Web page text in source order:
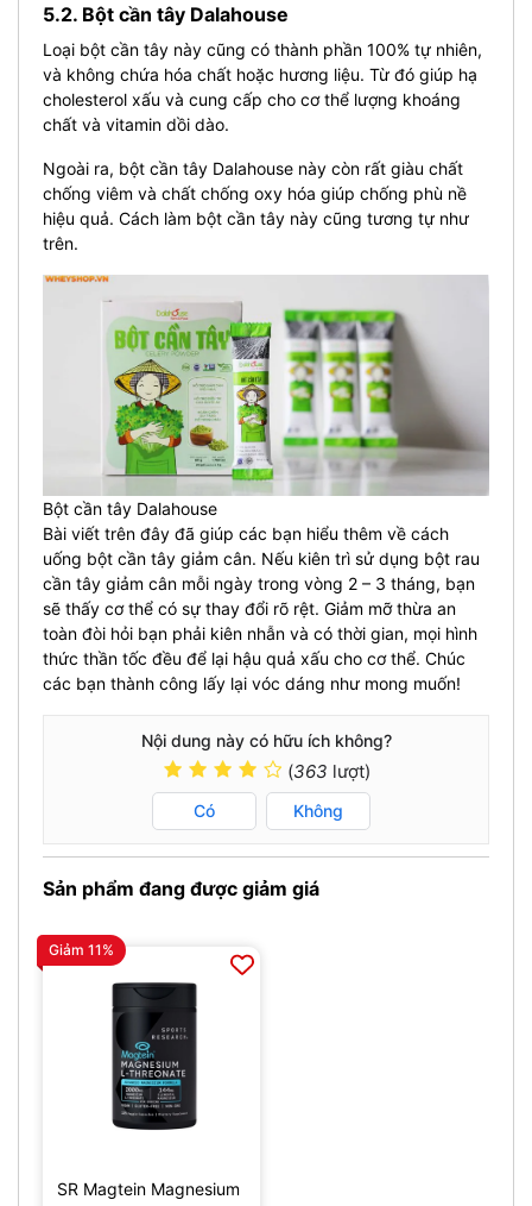
5.2. Bột cần tây Dalahouse
Loại bột cần tây này cũng có thành phần 100% tự nhiên,
và không chứa hóa chất hoặc hương liệu. Từ đó giúp hạ
cholesterol xấu và cung cấp cho cơ thể lượng khoáng
chất và vitamin dồi dào.
Ngoài ra, bột cần tây Dalahouse này còn rất giàu chất
chống viêm và chất chống oxy hóa giúp chống phù nề
hiệu quả. Cách làm bột cần tây này cũng tương tự như
trên.
Bột cần tây Dalahouse
Bài viết trên đây đã giúp các bạn hiểu thêm về cách
uống bột cần tây giảm cân. Nếu kiên trì sử dụng bột rau
cần tây giảm cân mỗi ngày trong vòng 2 – 3 tháng, bạn
sẽ thấy cơ thể có sự thay đổi rõ rệt. Giảm mỡ thừa an
toàn đòi hỏi bạn phải kiên nhẫn và có thời gian, mọi hình
thức thần tốc đều để lại hậu quả xấu cho cơ thể. Chúc
các bạn thành công lấy lại vóc dáng như mong muốn!
Nội dung này có hữu ích không?
(363 lượt)
Có Không
Sản phẩm đang được giảm giá
Giảm 11%
SR Magtein Magnesium